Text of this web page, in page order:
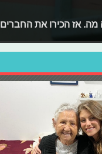
מה. אז הכירו את החברים